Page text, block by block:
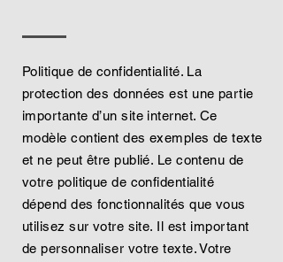
Politique de confidentialité. La
protection des données est une partie
importante d’un site internet. Ce
modèle contient des exemples de texte
et ne peut être publié. Le contenu de
votre politique de confidentialité
dépend des fonctionnalités que vous
utilisez sur votre site. Il est important
de personnaliser votre texte. Votre